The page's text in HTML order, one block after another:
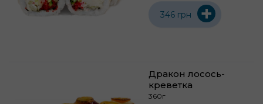
346 грн +
Дракон лосось-
креветка
360г